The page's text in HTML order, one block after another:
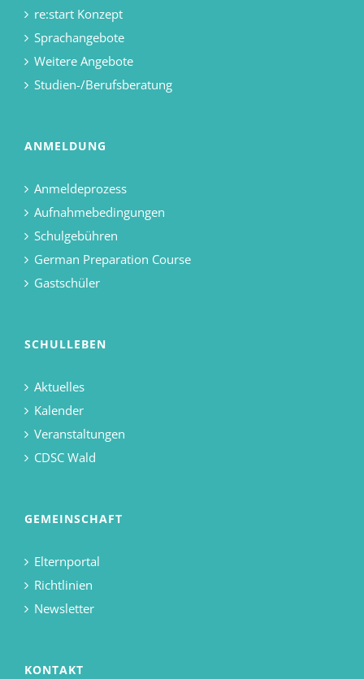
re:start Konzept
Sprachangebote
Weitere Angebote
Studien-/Berufsberatung
ANMELDUNG
Anmeldeprozess
Aufnahmebedingungen
Schulgebühren
German Preparation Course
Gastschüler
SCHULLEBEN
Aktuelles
Kalender
Veranstaltungen
CDSC Wald
GEMEINSCHAFT
Elternportal
Richtlinien
Newsletter
KONTAKT